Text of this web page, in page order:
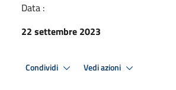
Data :
22 settembre 2023
Condividi Vedi azioni